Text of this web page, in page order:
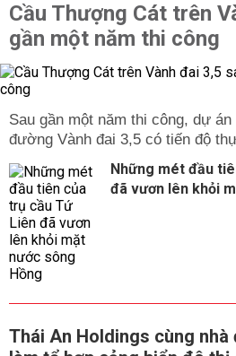
Cầu Thượng Cát trên
gần một năm thi công
Sau gần một năm thi công, dự
đường Vành đai 3,5 có tiến độ
Những mét đầu
đã vươn lên khỏi
Thái An Holdings cùng nhà